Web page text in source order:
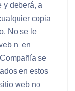
y deberá, a
copia
No se le
ni en
se
en estos
web no